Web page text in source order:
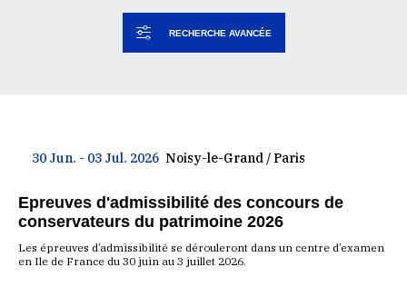
RECHERCHE AVANCÉE
30 Jun. - 03 Jul. 2026 Noisy-le-Grand / Paris
Epreuves d'admissibilité des concours de
conservateurs du patrimoine 2026
Les épreuves d’admissibilité se dérouleront dans un centre d’examen
en Ile de France du 30 juin au 3 juillet 2026.